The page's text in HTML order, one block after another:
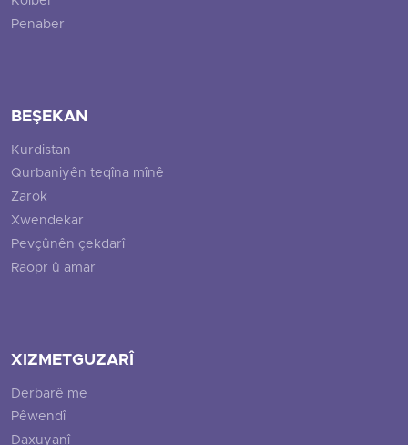
Penaber
BEŞEKAN
Kurdistan
Qurbaniyên teqîna mînê
Zarok
Xwendekar
Pevçûnên çekdarî
Raopr û amar
XIZMETGUZARÎ
Derbarê me
Pêwendî
Daxuyanî